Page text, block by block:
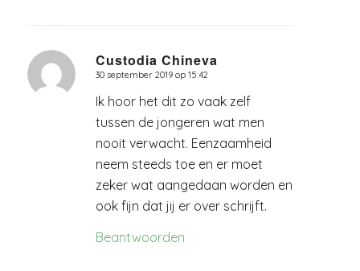
Custodia Chineva
zegt:
30 september 2019 op 15:42
Ik hoor het dit zo vaak zelf
tussen de jongeren wat men
nooit verwacht. Eenzaamheid
neem steeds toe en er moet
zeker wat aangedaan worden en
ook fijn dat jij er over schrijft.
Beantwoorden